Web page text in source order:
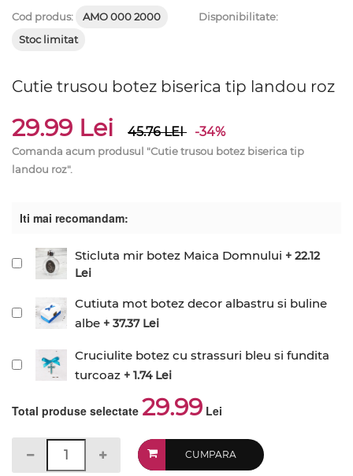
Cod produs: AMO 000 2000
Disponibilitate:
Stoc limitat
Cutie trusou botez biserica tip landou roz
29.99 Lei 45.76LEI -34%
Comanda acum produsul "Cutie trusou botez biserica tip
landou roz".
Iti mai recomandam:
Sticluta mir botez Maica Domnului + 22.12
Lei
Cutiuta mot botez decor albastru si buline
albe + 37.37 Lei
Cruciulite botez cu strassuri bleu si fundita
turcoaz + 1.74 Lei
Total produse selectate 29.99 Lei
CUMPARA